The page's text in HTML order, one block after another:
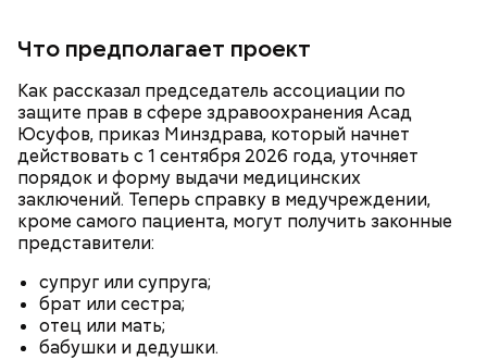
Что предполагает проект
Как рассказал председатель ассоциации по
защите прав в сфере здравоохранения Асад
Юсуфов, приказ Минздрава, который начнет
действовать с 1 сентября 2026 года, уточняет
порядок и форму выдачи медицинских
заключений. Теперь справку в медучреждении,
кроме самого пациента, могут получить законные
представители:
супруг или супруга;
брат или сестра;
отец или мать;
бабушки и дедушки.
Ингредиенты: